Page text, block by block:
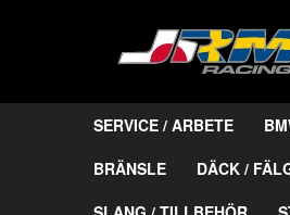
SERVICE / ARBETE
BRÄNSLE
DÄCK /